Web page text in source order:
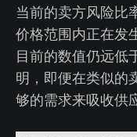
当前的卖方风险比
价格范围内正在发
目前的数值仍远低
明，即便在类似的
够的需求来吸收供